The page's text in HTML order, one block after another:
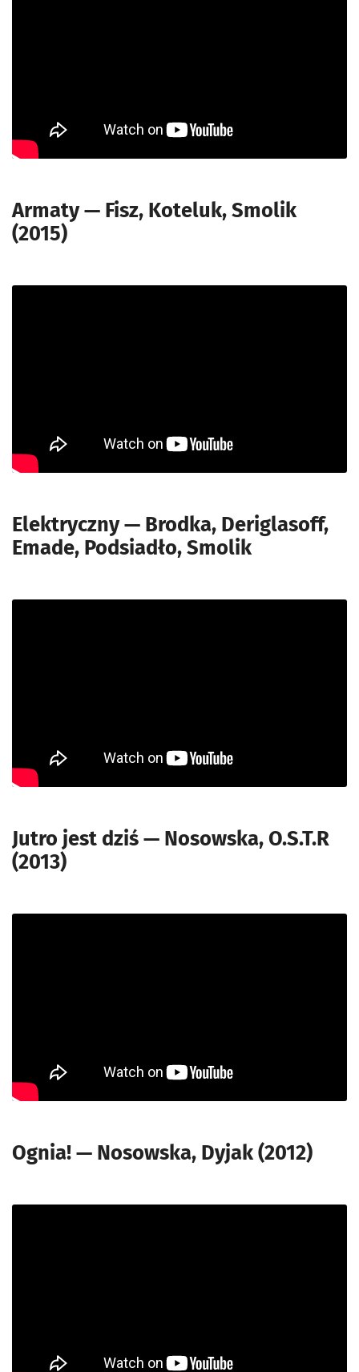
Armaty — Fisz, Koteluk, Smolik
(2015)
Elektryczny — Brodka, Deriglasoff,
Emade, Podsiadło, Smolik
Jutro jest dziś — Nosowska, O.S.T.R
(2013)
Ognia! — Nosowska, Dyjak (2012)